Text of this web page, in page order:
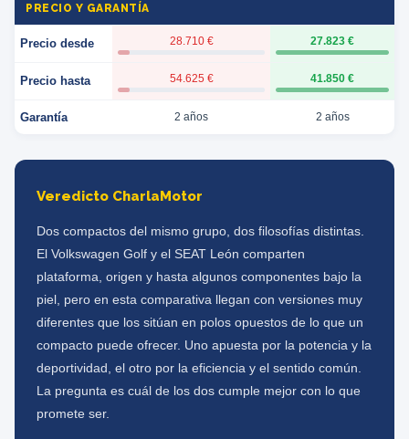
PRECIO Y GARANTÍA
Precio desde 28.710 € 27.823 €
Precio hasta 54.625 € 41.850 €
Garantía 2 años 2 años
Veredicto CharlaMotor
Dos compactos del mismo grupo, dos filosofías distintas.
El Volkswagen Golf y el SEAT León comparten
plataforma, origen y hasta algunos componentes bajo la
piel, pero en esta comparativa llegan con versiones muy
diferentes que los sitúan en polos opuestos de lo que un
compacto puede ofrecer. Uno apuesta por la potencia y la
deportividad, el otro por la eficiencia y el sentido común.
La pregunta es cuál de los dos cumple mejor con lo que
promete ser.